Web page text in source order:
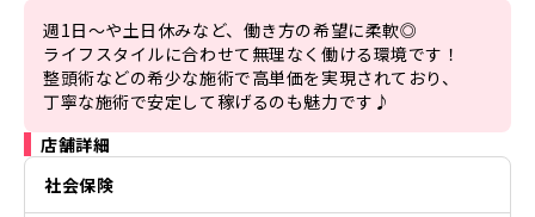
週1日〜や土日休みなど、働き方の希望に柔軟◎
ライフスタイルに合わせて無理なく働ける環境です！
整頭術などの希少な施術で高単価を実現されており、
丁寧な施術で安定して稼げるのも魅力です♪
店舗詳細
社会保険